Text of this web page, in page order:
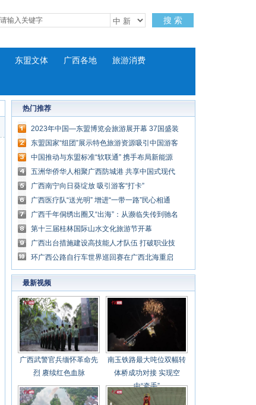
搜 索
东盟文体 广西各地 旅游消费
热门推荐
2023年中国—东盟博览会旅游展开幕 37国盛装
参展
东盟国家“组团”展示特色旅游资源吸引中国游客
中国推动与东盟标准“软联通” 携手布局新能源
汽车市场
五洲华侨华人相聚广西防城港 共享中国式现代
化发展机遇
广西南宁向日葵绽放 吸引游客“打卡”
广西医疗队“送光明” 增进“一带一路”民心相通
广西千年侗绣出圈又“出海”：从濒临失传到驰名
中外
第十三届桂林国际山水文化旅游节开幕
广西出台措施建设高技能人才队伍 打破职业技
能等级“天花板”
环广西公路自行车世界巡回赛在广西北海重启
最新视频
广西武警官兵缅怀革命先
烈 赓续红色血脉
南玉铁路最大吨位双幅转
体桥成功对接 实现空
中“牵手”